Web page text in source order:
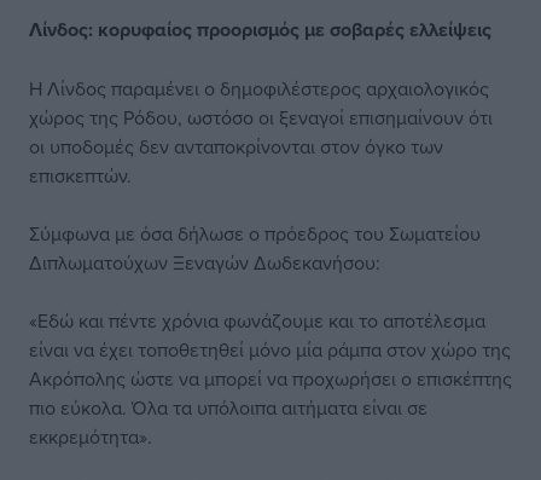
Λίνδος: κορυφαίος προορισμός με σοβαρές ελλείψεις
Η Λίνδος παραμένει ο δημοφιλέστερος αρχαιολογικός
χώρος της Ρόδου, ωστόσο οι ξεναγοί επισημαίνουν ότι
οι υποδομές δεν ανταποκρίνονται στον όγκο των
επισκεπτών.
Σύμφωνα με όσα δήλωσε ο πρόεδρος του Σωματείου
Διπλωματούχων Ξεναγών Δωδεκανήσου:
«Εδώ και πέντε χρόνια φωνάζουμε και το αποτέλεσμα
είναι να έχει τοποθετηθεί μόνο μία ράμπα στον χώρο της
Ακρόπολης ώστε να μπορεί να προχωρήσει ο επισκέπτης
πιο εύκολα. Όλα τα υπόλοιπα αιτήματα είναι σε
εκκρεμότητα».